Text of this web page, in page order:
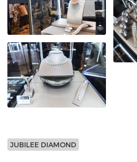
JUBILEE DIAMOND